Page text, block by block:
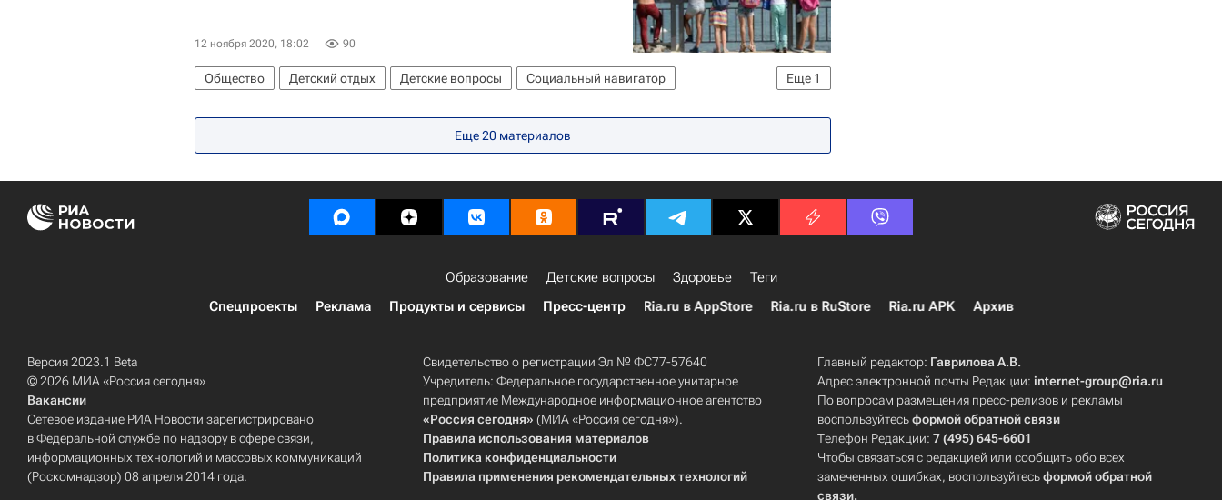
12 ноября 2020, 18:02 90
Еще 1
Общество Детский отдых Детские вопросы
Социальный навигатор
Еще 20 материалов
Образование Детские вопросы Здоровье
Теги
Спецпроекты
Реклама Продукты и сервисы Пресс-центр Ria.ru в AppStore Ria.ru в RuStore Ria.ru APK Архив
Версия 2023.1 Beta
© 2026 МИА «Россия сегодня»
Вакансии
Сетевое издание РИА Новости зарегистрировано
в Федеральной службе по надзору в сфере связи,
информационных технологий и массовых коммуникаций
(Роскомнадзор) 08 апреля 2014 года.
Свидетельство о регистрации Эл № ФС77-57640
Учредитель: Федеральное государственное унитарное
предприятие Международное информационное агентство
«Россия сегодня» (МИА «Россия сегодня»).
Правила использования материалов
Политика конфиденциальности
Правила применения рекомендательных технологий
Главный редактор: Гаврилова А.В.
Адрес электронной почты Редакции:internet-group@ria.ru
По вопросам размещения пресс-релизов и рекламы
воспользуйтесьформой обратной связи
Телефон Редакции:7 (495) 645-6601
Чтобы связаться с редакцией или сообщить обо всех
замеченных ошибках, воспользуйтесьформой обратной
связи.